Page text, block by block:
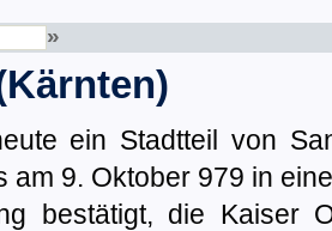
»
ein Stadtteil von
am 9. Oktober 979 in
bestätigt, die Kaiser